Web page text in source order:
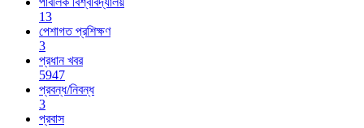
13
পেশাগত প্রশিক্ষণ
3
প্রধান খবর
5947
প্রবন্ধ/নিবন্ধ
3
প্রবাস